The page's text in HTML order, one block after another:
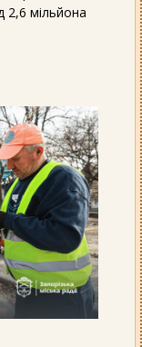
2,6 мільйона